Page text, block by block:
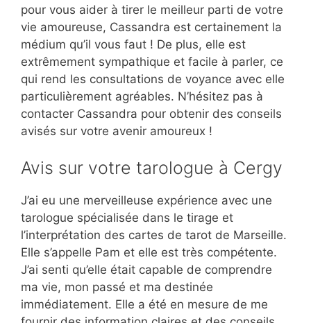
pour vous aider à tirer le meilleur parti de votre
vie amoureuse, Cassandra est certainement la
médium qu’il vous faut ! De plus, elle est
extrêmement sympathique et facile à parler, ce
qui rend les consultations de voyance avec elle
particulièrement agréables. N’hésitez pas à
contacter Cassandra pour obtenir des conseils
avisés sur votre avenir amoureux !
Avis sur votre tarologue à Cergy
J’ai eu une merveilleuse expérience avec une
tarologue spécialisée dans le tirage et
l’interprétation des cartes de tarot de Marseille.
Elle s’appelle Pam et elle est très compétente.
J’ai senti qu’elle était capable de comprendre
ma vie, mon passé et ma destinée
immédiatement. Elle a été en mesure de me